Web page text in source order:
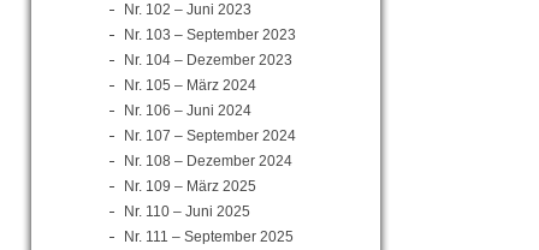
Nr. 102 – Juni 2023
Nr. 103 – September 2023
Nr. 104 – Dezember 2023
Nr. 105 – März 2024
Nr. 106 – Juni 2024
Nr. 107 – September 2024
Nr. 108 – Dezember 2024
Nr. 109 – März 2025
Nr. 110 – Juni 2025
Nr. 111 – September 2025